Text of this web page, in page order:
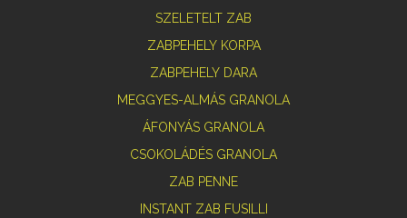
SZELETELT ZAB
ZABPEHELY KORPA
ZABPEHELY DARA
MEGGYES-ALMÁS GRANOLA
ÁFONYÁS GRANOLA
CSOKOLÁDÉS GRANOLA
ZAB PENNE
INSTANT ZAB FUSILLI